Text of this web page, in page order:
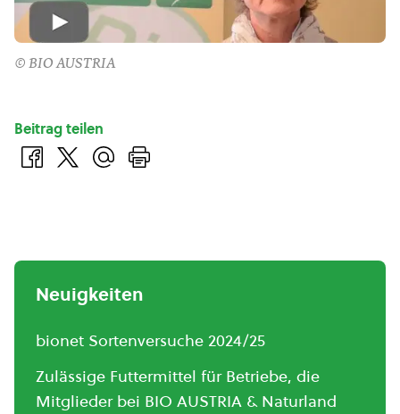
© BIO AUSTRIA
Beitrag teilen
Neuigkeiten
bionet Sortenversuche 2024/25
Zulässige Futtermittel für Betriebe, die
Mitglieder bei BIO AUSTRIA & Naturland